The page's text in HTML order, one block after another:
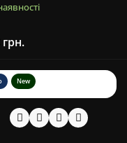
грн.
New